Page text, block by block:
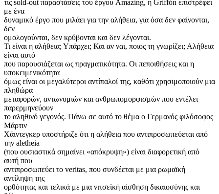
τις sold-out παραστάσεις του έργου Amazing, η Griffón επιστρέφει
με ένα
δυναμικό έργο που μιλάει για την αλήθεια, για όσα δεν φαίνονται,
δεν
ομολογούνται, δεν κρύβονται και δεν λέγονται.
Τι είναι η αλήθεια; Υπάρχει; Και αν ναι, ποιος τη γνωρίζει; Αλήθεια
είναι αυτό
που παρουσιάζεται ως πραγματικότητα. Οι πεποιθήσεις και η
υποκειμενικότητα
όμως είναι οι μεγαλύτεροι αντίπαλοί της, καθότι χρησιμοποιούν μια
πληθώρα
μεταφορών, αντωνυμιών και ανθρωπομορφισμών που εντέλει
παρερμηνεύουν
το αληθινό γεγονός. Πάνω σε αυτό το θέμα ο Γερμανός φιλόσοφος
Μάρτιν
Χάιντεγκερ υποστήριζε ότι η αλήθεια που αντιπροσωπεύεται από
την aletheia
(που ουσιαστικά σημαίνει «απόκρυψη») είναι διαφορετική από
αυτή που
αντιπροσωπεύει το veritas, που συνδέεται με μια ρωμαϊκή
αντίληψη της
ορθότητας και τελικά με μια νιτσεϊκή αίσθηση δικαιοσύνης και